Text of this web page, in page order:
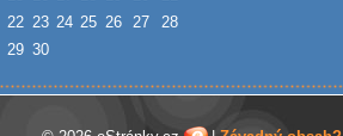
22 23 24 25 26 27
28
29 30